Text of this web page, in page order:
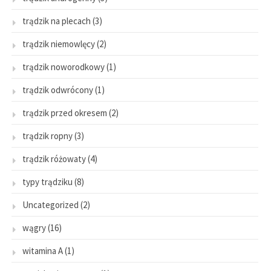
trądzik na plecach (3)
trądzik niemowlęcy(2)
trądzik noworodkowy(1)
trądzik odwrócony(1)
trądzik przed okresem (2)
trądzik ropny(3)
trądzik różowaty(4)
typy trądziku (8)
Uncategorized (2)
wągry(16)
witamina A(1)